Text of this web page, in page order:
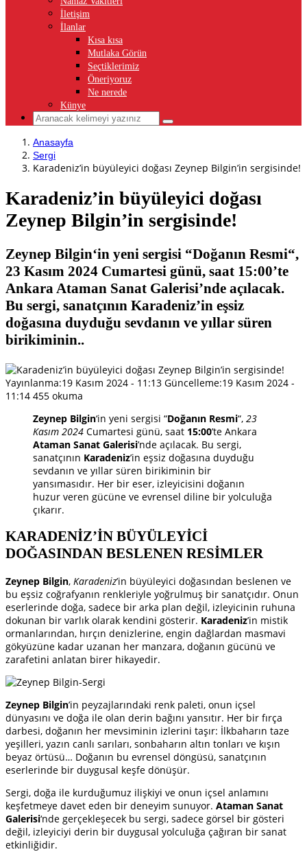
İletişim
İlanlar
Kısa kısa
Mutlaka Görün
Seçtiklerimiz
Öneriyoruz
Ne nerede
Künye
Anasayfa
Sergi
Karadeniz’in büyüleyici doğası Zeynep Bilgin’in sergisinde!
Karadeniz’in büyüleyici doğası
Zeynep Bilgin’in sergisinde!
Zeynep Bilgin‘in yeni sergisi “Doğanın Resmi“,
23 Kasım 2024 Cumartesi günü, saat 15:00’te
Ankara Ataman Sanat Galerisi’nde açılacak.
Bu sergi, sanatçının Karadeniz’in eşsiz
doğasına duyduğu sevdanın ve yıllar süren
birikiminin..
Yayınlanma:19 Kasım 2024 - 11:13 Güncelleme:19 Kasım 2024 -
11:14 455 okuma
Zeynep Bilgin‘in yeni sergisi “Doğanın Resmi“, 23
Kasım 2024 Cumartesi günü, saat 15:00’te Ankara
Ataman Sanat Galerisi’nde açılacak. Bu sergi,
sanatçının Karadeniz’in eşsiz doğasına duyduğu
sevdanın ve yıllar süren birikiminin bir
yansımasıdır. Her bir eser, izleyicisini doğanın
huzur veren gücüne ve evrensel diline bir yolculuğa
çıkarır.
KARADENİZ’İN BÜYÜLEYİCİ
DOĞASINDAN BESLENEN RESİMLER
Zeynep Bilgin, Karadeniz’in büyüleyici doğasından beslenen ve
bu eşsiz coğrafyanın renkleriyle yoğrulmuş bir sanatçıdır. Onun
eserlerinde doğa, sadece bir arka plan değil, izleyicinin ruhuna
dokunan bir varlık olarak kendini gösterir. Karadeniz’in mistik
ormanlarından, hırçın denizlerine, engin dağlardan masmavi
gökyüzüne kadar uzanan her manzara, doğanın gücünü ve
zarafetini anlatan birer hikayedir.
Zeynep Bilgin’in peyzajlarındaki renk paleti, onun içsel
dünyasını ve doğa ile olan derin bağını yansıtır. Her bir fırça
darbesi, doğanın her mevsiminin izlerini taşır: İlkbaharın taze
yeşilleri, yazın canlı sarıları, sonbaharın altın tonları ve kışın
beyaz örtüsü… Doğanın bu evrensel döngüsü, sanatçının
eserlerinde bir duygusal keşfe dönüşür.
Sergi, doğa ile kurduğumuz ilişkiyi ve onun içsel anlamını
keşfetmeye davet eden bir deneyim sunuyor. Ataman Sanat
Galerisi‘nde gerçekleşecek bu sergi, sadece görsel bir gösteri
değil, izleyiciyi derin bir duygusal yolculuğa çağıran bir sanat
etkinliğidir.